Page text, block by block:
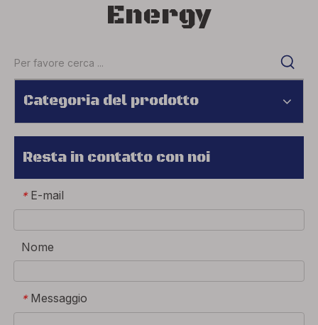
Energy
Categoria del prodotto
Resta in contatto con noi
* E-mail
Nome
* Messaggio